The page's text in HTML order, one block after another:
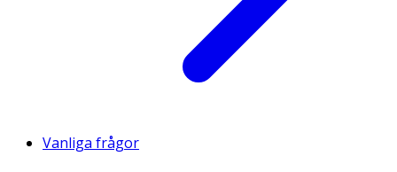
Vanliga frågor